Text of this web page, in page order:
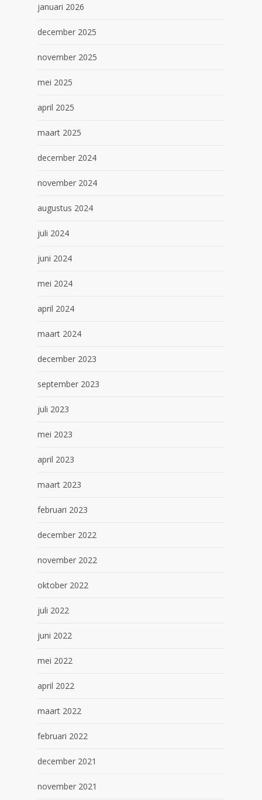
januari 2026
december 2025
november 2025
mei 2025
april 2025
maart 2025
december 2024
november 2024
augustus 2024
juli 2024
juni 2024
mei 2024
april 2024
maart 2024
december 2023
september 2023
juli 2023
mei 2023
april 2023
maart 2023
februari 2023
december 2022
november 2022
oktober 2022
juli 2022
juni 2022
mei 2022
april 2022
maart 2022
februari 2022
december 2021
november 2021